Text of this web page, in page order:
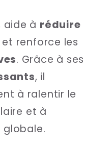
aide à réduire
et renforce les
. Grâce à ses
, il
à ralentir le
et à
globale.